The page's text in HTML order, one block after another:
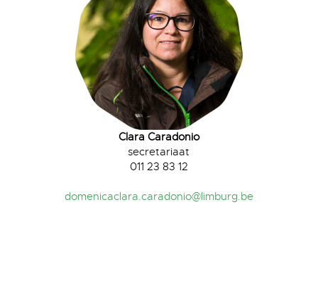
Clara Caradonio
secretariaat
011 23 83 12
domenicaclara.caradonio@limburg.be